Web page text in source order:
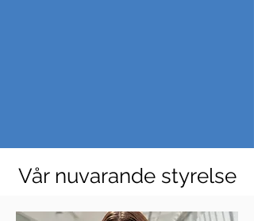
Vår nuvarande styrelse